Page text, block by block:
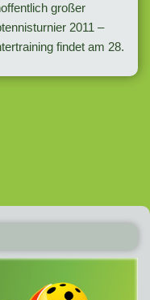
großer
2011 –
findet am 28.